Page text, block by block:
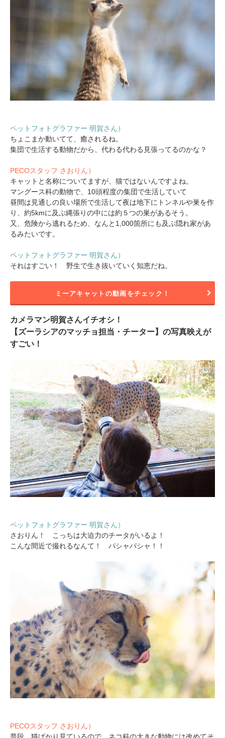
ペットフォトグラファー 明賀さん）
ちょこまか動いてて、癒されるね。
集団で生活する動物だから、代わる代わる見張ってるのかな？
PECOスタッフ さおりん）
キャットと名称についてますが、猫ではないんですよね。
マングース科の動物で、10頭程度の集団で生活していて
昼間は見通しの良い場所で生活して夜は地下にトンネルや巣を作
り、約5kmに及ぶ縄張りの中には約５つの巣があるそう。
又、危険から逃れるため、なんと1,000箇所にも及ぶ隠れ家があ
るみたいです。
ペットフォトグラファー 明賀さん）
それはすごい！ 野生で生き抜いていく知恵だね。
ミーアキャットの動画をチェック！
カメラマン明賀さんイチオシ！
【ズーラシアのマッチョ担当・チーター】の写真映えが
すごい！
ペットフォトグラファー 明賀さん）
さおりん！ こっちは大迫力のチータがいるよ！
こんな間近で撮れるなんて！ パシャパシャ！！
PECOスタッフ さおりん）